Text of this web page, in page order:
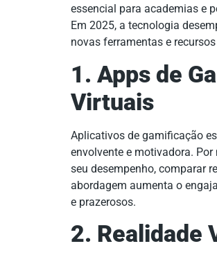
essencial para academias e
Em 2025, a tecnologia
novas ferramentas e
1. Apps de
Virtuais
Aplicativos de gamificação
envolvente e motivadora.
seu desempenho, comparar
abordagem aumenta o
e prazerosos.
2. Realidade